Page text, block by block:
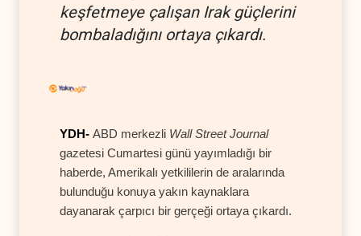
keşfetmeye çalışan Irak güçlerini
bombaladığını ortaya çıkardı.
YDH- ABD merkezli Wall Street Journal
gazetesi Cumartesi günü yayımladığı bir
haberde, Amerikalı yetkililerin de aralarında
bulunduğu konuya yakın kaynaklara
dayanarak çarpıcı bir gerçeği ortaya çıkardı.